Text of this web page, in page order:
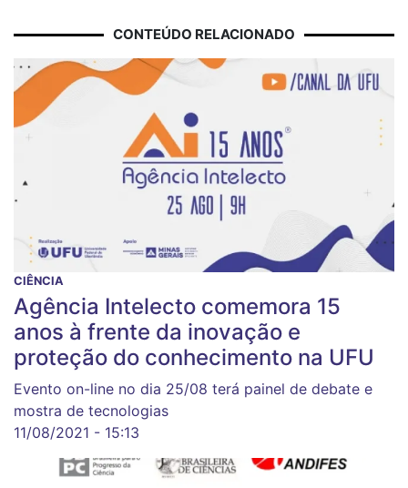
CONTEÚDO RELACIONADO
CIÊNCIA
Agência Intelecto comemora 15
anos à frente da inovação e
proteção do conhecimento na UFU
Evento on-line no dia 25/08 terá painel de debate e
mostra de tecnologias
11/08/2021 - 15:13